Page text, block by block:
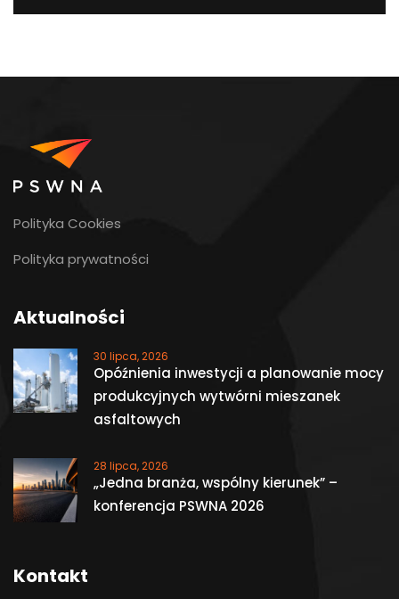
Polityka Cookies
Polityka prywatności
Aktualności
30 lipca, 2026
Opóźnienia inwestycji a planowanie mocy
produkcyjnych wytwórni mieszanek
asfaltowych
28 lipca, 2026
„Jedna branża, wspólny kierunek” –
konferencja PSWNA 2026
Kontakt